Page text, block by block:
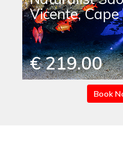
Vicente,
€ 219.00
Book